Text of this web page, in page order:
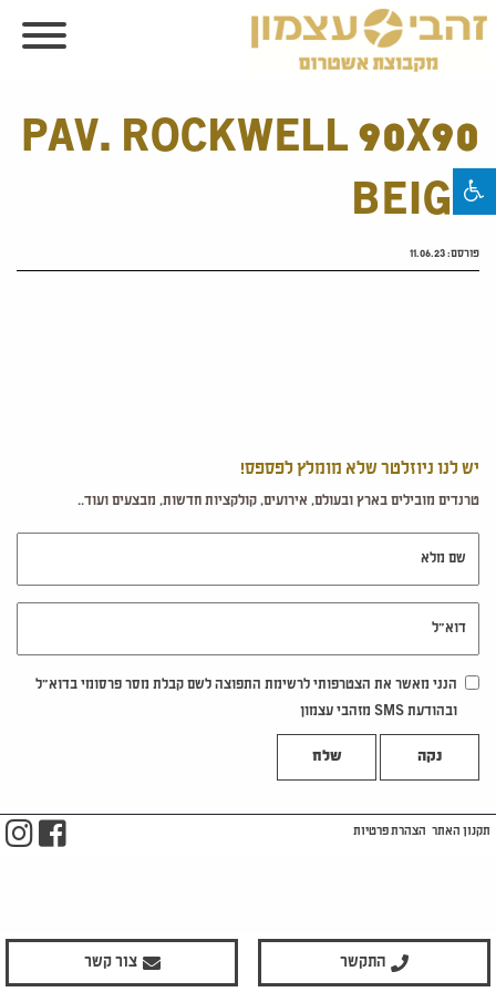
PAV. ROCKWELL 90X90
BEIGE
פורסם:11.06.23
יש לנו ניוזלטר שלא מומלץ לפספס!
טרנדים מובילים בארץ ובעולם, אירועים, קולקציות חדשות, מבצעים ועוד..
הנני מאשר את הצטרפותי לרשימת התפוצה לשם קבלת מסר פרסומי בדוא"ל
ובהודעת SMS מזהבי עצמון
נקה
התקשר צור קשר
תקנון האתר הצהרת פרטיות